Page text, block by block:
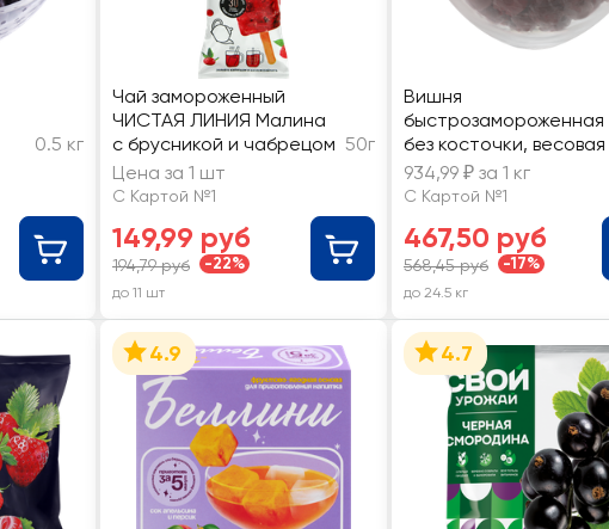
0.5 кг
Чай замороженный
ЧИСТАЯ ЛИНИЯ Малина
с брусникой и чабрецом 50г
Цена за 1 шт
С Картой №1
149,99 руб
194,79 руб -22%
до 11 шт
Вишня
быстрозамороженная
без косточки, весовая
934,99 ₽ за 1 кг
С Картой №1
467,50 руб
568,45 руб -17%
до 24.5 кг
4.9 4.7